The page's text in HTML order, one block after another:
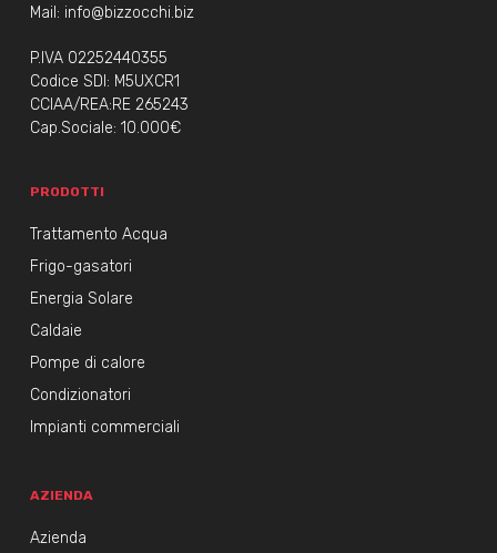
Mail: info@bizzocchi.biz
P.IVA 02252440355
Codice SDI: M5UXCR1
CCIAA/REA:RE 265243
Cap.Sociale: 10.000€
PRODOTTI
Trattamento Acqua
Frigo-gasatori
Energia Solare
Caldaie
Pompe di calore
Condizionatori
Impianti commerciali
AZIENDA
Azienda